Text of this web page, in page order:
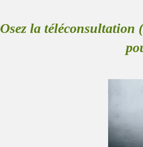
Osez la téléconsultation